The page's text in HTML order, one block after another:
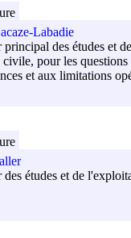
Labadie
principal des études et
pour les questions
et aux limitations
des études et de